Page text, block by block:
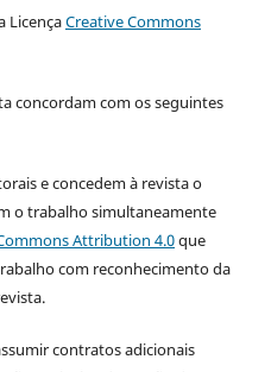
LicençaCreative Commons
concordam com os seguintes
e concedem à revista o
o trabalho simultaneamente
Attribution 4.0que
com reconhecimento da
contratos adicionais